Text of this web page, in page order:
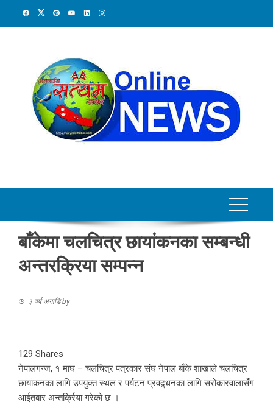
बाँकेमा चलचित्र छायांकनका सम्बन्धी
अन्तरक्रिया सम्पन्न
३ वर्ष अगाडिby
129 Shares
नेपालगन्ज, १ माघ – चलचित्र पत्रकार संघ नेपाल बाँके शाखाले चलचित्र
छायांकनका लागि उपयुक्त स्थल र पर्यटन प्रवद्र्धनका लागि सरोकारवालासँग
आईतबार अन्तर्क्रिया गरेको छ ।